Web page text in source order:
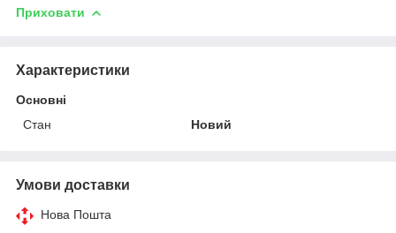
Приховати
Характеристики
Основні
Стан
Новий
Умови доставки
Нова Пошта